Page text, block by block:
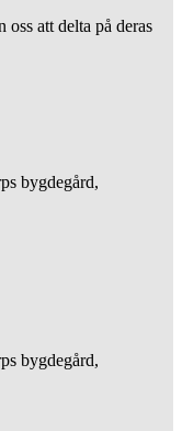
att delta på deras
bygdegård,
bygdegård,